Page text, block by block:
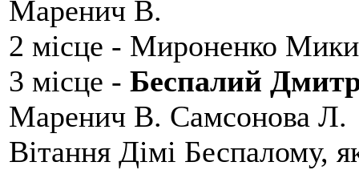
Маренич В.
2 місце - Мироненко
3 місце - Беспалий
Маренич В. Самсонова Л.
Вітання Дімі Беспалому,